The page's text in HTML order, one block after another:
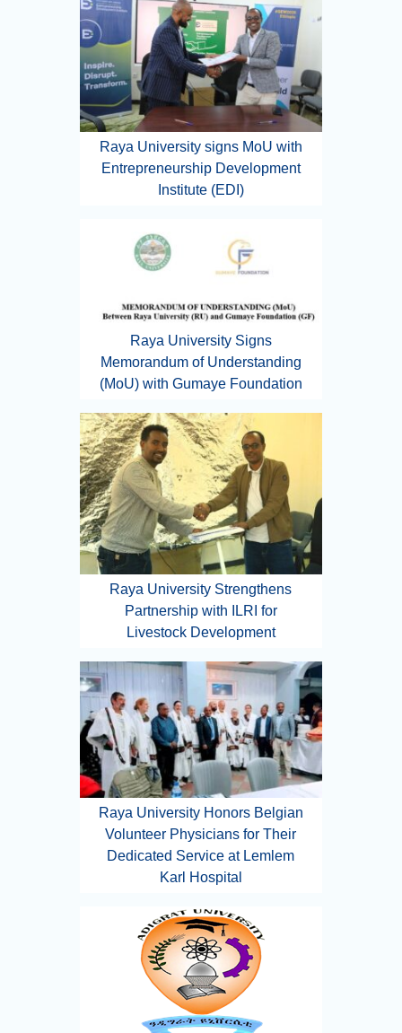
Raya University signs MoU with
Entrepreneurship Development
Raya University Signs
Memorandum of Understanding
Raya University Strengthens
Partnership with ILRI for
Raya University Honors Belgian
Volunteer Physicians for Their
Dedicated Service at Lemlem